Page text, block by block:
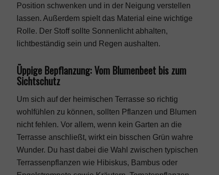
Position schwenken und in der Neigung verstellen
lassen. Außerdem spielt das Material eine wichtige
Rolle. Der Stoff sollte Sonnenlicht abhalten,
lichtbeständig sein und Regen aushalten.
Üppige Bepflanzung: Vom Blumenbeet bis zum
Sichtschutz
Um sich auf der heimischen Terrasse so richtig
wohlfühlen zu können, sollten Pflanzen und Blumen
nicht fehlen. Vor allem, wenn kein Garten an die
Terrasse anschließt, wirkt ein bisschen Grün wahre
Wunder. Du hast dabei die Wahl zwischen typischen
Terrassenpflanzen wie Hibiskus, Bambus oder